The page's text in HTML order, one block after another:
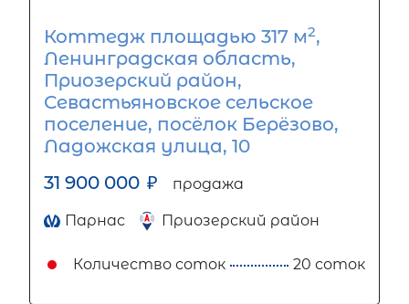
Коттедж площадью 317 м2,
Ленинградская область,
Приозерский район,
Севастьяновское сельское
поселение, посёлок Берёзово,
Ладожская улица, 10
31 900 000 ₽ продажа
Парнас Приозерский район
Количество соток 20 соток